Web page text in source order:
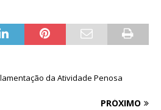
da Atividade Penosa
PRÓXIMO